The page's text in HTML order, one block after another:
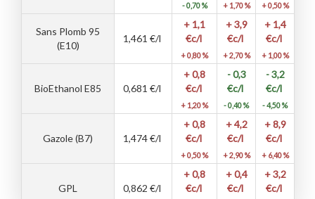
- 0,70 % + 1,70 % + 0,50 %
Sans Plomb 95
(E10)
1,461 €/l
+ 1,1
€c/l
+ 0,80 %
+ 3,9
€c/l
+ 2,70 %
+ 1,4
€c/l
+ 1,00 %
BioEthanol E85 0,681 €/l
+ 0,8
€c/l
+ 1,20 %
- 0,3
€c/l
- 0,40 %
- 3,2
€c/l
- 4,50 %
Gazole (B7) 1,474€/l
+ 0,8
€c/l
+ 0,50 %
+ 4,2
€c/l
+ 2,90 %
+ 8,9
€c/l
+ 6,40 %
GPL 0,862 €/l
+ 0,8
€c/l
+ 0,4
€c/l
+ 3,2
€c/l